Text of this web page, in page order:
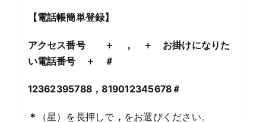
【電話帳簡単登録】
アクセス番号 ＋ ， ＋ お掛けになりた
い電話番号 ＋ ＃
12362395788 ，819012345678＃
＊ （星）を長押しで， をお選びください。